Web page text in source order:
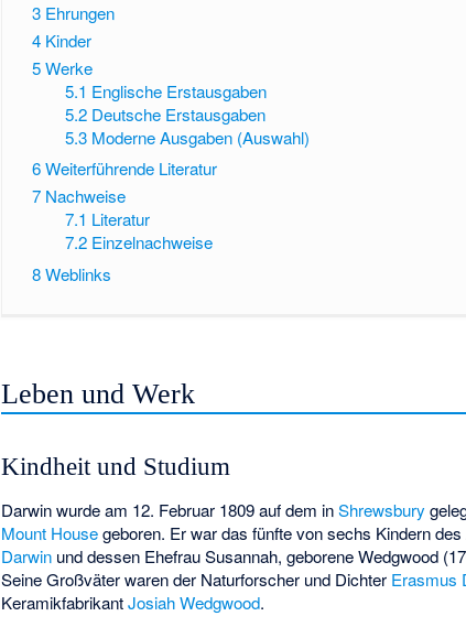
3 Ehrungen
4 Kinder
5Werke
5.1 Englische Erstausgaben
5.2 Deutsche Erstausgaben
5.3 Moderne Ausgaben (Auswahl)
6Weiterführende Literatur
7 Nachweise
7.1 Literatur
7.2 Einzelnachweise
8Weblinks
Leben und Werk
Kindheit und Studium
Darwin wurde am 12. Februar 1809 auf dem inShrewsbury
Mount Housegeboren. Er war das fünfte von sechs Kindern
Darwin und dessen Ehefrau Susannah, geborene Wedgwood
Seine Großväter waren der Naturforscher und Dichter Erasmus
KeramikfabrikantJosiah Wedgwood.